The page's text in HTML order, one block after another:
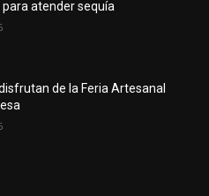
atender sequía
de la Feria Artesanal